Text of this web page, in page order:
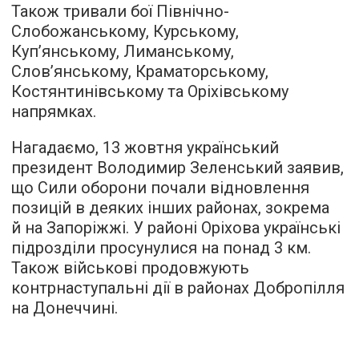
Також тривали бої Північно-
Слобожанському, Курському,
Куп’янському, Лиманському,
Слов’янському, Краматорському,
Костянтинівському та Оріхівському
напрямках.
Нагадаємо, 13 жовтня український
президент Володимир Зеленський заявив,
що Сили оборони почали відновлення
позицій в деяких інших районах, зокрема
й на Запоріжжі. У районі Оріхова українські
підрозділи просунулися на понад 3 км.
Також військові продовжують
контрнаступальні дії в районах Добропілля
на Донеччині.